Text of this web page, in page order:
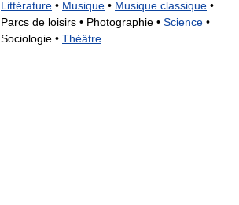
Littérature • Musique • Musique classique •
Parcs de loisirs • Photographie • Science •
Sociologie • Théâtre